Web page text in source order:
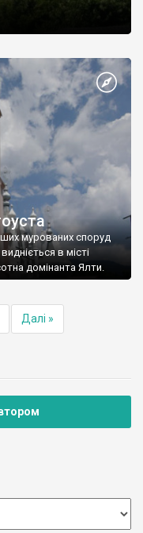
мурованих споруд
в місті
домінанта Ялти.
Далі »